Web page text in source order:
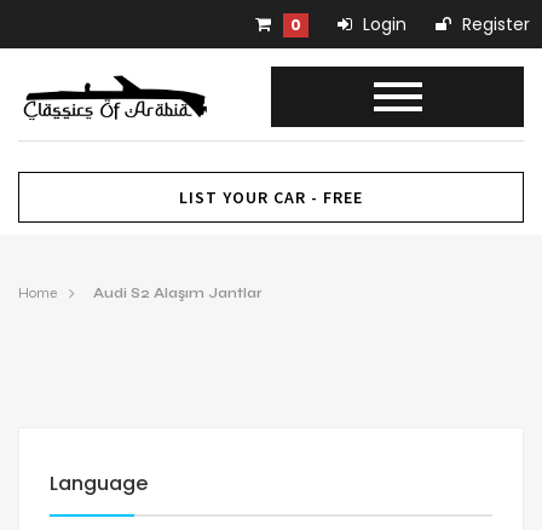
0 Login Register
LIST YOUR CAR - FREE
Home Audi S2 Alaşım Jantlar
Language